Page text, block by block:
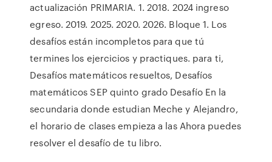
actualización PRIMARIA. 1. 2018. 2024 ingreso
egreso. 2019. 2025. 2020. 2026. Bloque 1. Los
desafíos están incompletos para que tú
termines los ejercicios y practiques. para ti,
Desafíos matemáticos resueltos, Desafíos
matemáticos SEP quinto grado Desafío En la
secundaria donde estudian Meche y Alejandro,
el horario de clases empieza a las Ahora puedes
resolver el desafío de tu libro.